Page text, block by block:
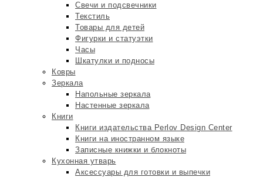
Свечи и подсвечники
Текстиль
Товары для детей
Фигурки и статуэтки
Часы
Шкатулки и подносы
Ковры
Зеркала
Напольные зеркала
Настенные зеркала
Книги
Книги издательства Perlov Design Center
Книги на иностранном языке
Записные книжки и блокноты
Кухонная утварь
Аксессуары для готовки и выпечки